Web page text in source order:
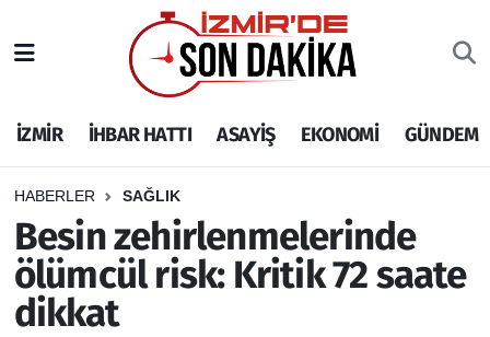
İZMİR İHBAR HATTI ASAYİŞ EKONOMİ GÜNDEM
HABERLER SAĞLIK
Besin zehirlenmelerinde
ölümcül risk: Kritik 72 saate
dikkat
İHBAR HATTI
DEPREM
GENEL
EKONOMİ
İzmir Nöbetçi Eczaneler
İzmir Hava Durumu
İzmir Namaz Vakitleri
İzmir Trafik Yoğunluk Haritası
Puan Durumu ve Fikstür